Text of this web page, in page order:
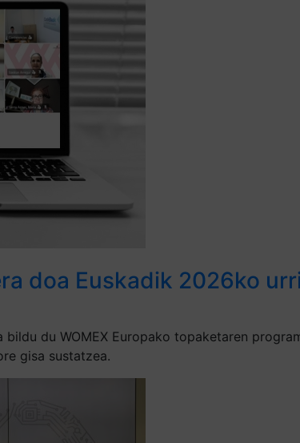
doa Euskadik 2026ko
bildu du WOMEX Europako topaketaren
gisa sustatzea.